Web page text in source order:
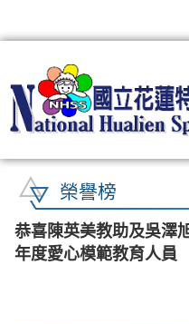
榮譽榜
恭喜陳英美教助及吳澤
年度愛心模範教育人員